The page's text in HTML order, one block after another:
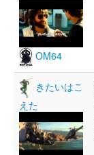
OM64
きたいはこ
えた